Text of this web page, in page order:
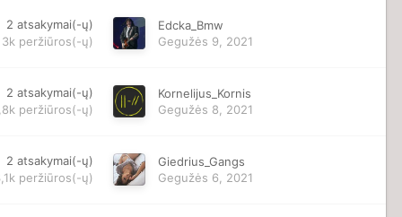
2 atsakymai(-ų)
3k peržiūros(-ų)
Edcka_Bmw
Gegužės 9, 2021
2 atsakymai(-ų)
peržiūros(-ų)
Kornelijus_Kornis
Gegužės 8, 2021
2 atsakymai(-ų)
peržiūros(-ų)
Giedrius_Gangs
Gegužės 6, 2021